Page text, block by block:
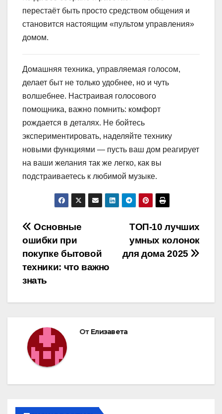
перестаёт быть просто средством общения и
становится настоящим «пультом управления»
домом.
Домашняя техника, управляемая голосом,
делает быт не только удобнее, но и чуть
волшебнее. Настраивая голосового
помощника, важно помнить: комфорт
рождается в деталях. Не бойтесь
экспериментировать, наделяйте технику
новыми функциями — пусть ваш дом реагирует
на ваши желания так же легко, как вы
подстраиваетесь к любимой музыке.
Навигация
по
записям
ТОП-10 лучших
умных колонок
для дома 2025
Основные
ошибки при
покупке бытовой
техники: что важно
знать
От Елизавета